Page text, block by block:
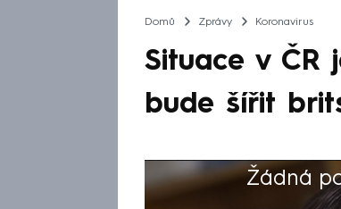
Domů Zprávy Koronavirus
Situace v ČR
bude šířit
Žádná
Výběr redakce